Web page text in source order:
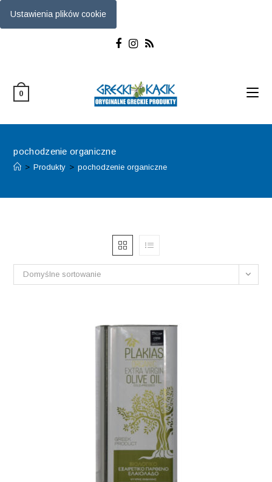
Ustawienia plików cookie
0
pochodzenie organiczne
> Produkty > pochodzenie organiczne
Domyślne sortowanie